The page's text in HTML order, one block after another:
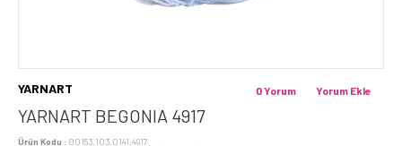
YARNART
YARNART BEGONIA 4917
Ürün Kodu : 00153.103.0141.4917
Yorum Ekle
0 Yorum